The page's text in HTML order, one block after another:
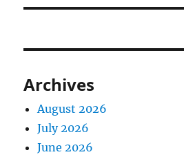
Archives
August 2026
July 2026
June 2026